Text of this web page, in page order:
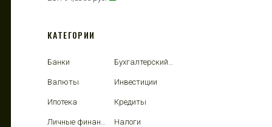
КАТЕГОРИИ
Банки Бухгалтерский учет
Валюты Инвестиции
Ипотека Кредиты
Личные финансы Налоги